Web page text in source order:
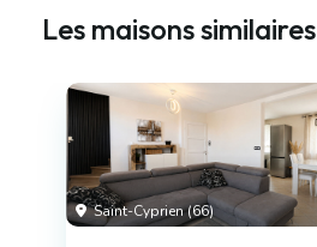
Les maisons similaires
Saint-Cyprien (66)